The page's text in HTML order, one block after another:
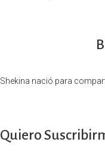
Shekina nació para
Quiero